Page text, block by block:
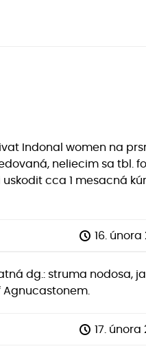
Indonal women na
neliecim sa tbl.
cca 1 mesacná
16. února
dg.: struma nodosa,
Agnucastonem.
17. února